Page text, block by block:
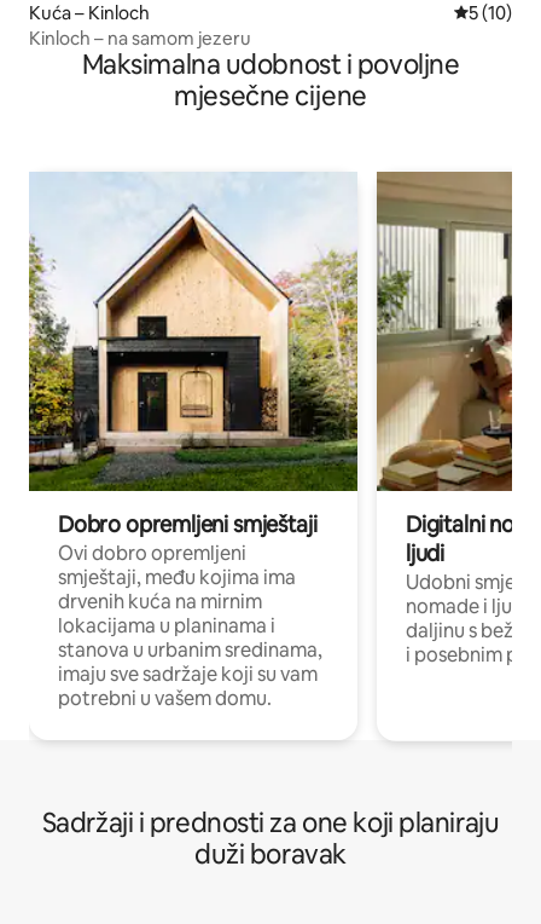
Kuća – Kinloch Prosječna
5 (10)
Kinloch – na samom jezeru
Maksimalna udobnost i povoljne
mjesečne cijene
Dobro opremljeni smještaji
Ovi dobro opremljeni
smještaji, među kojima ima
drvenih kuća na mirnim
lokacijama u planinama i
stanova u urbanim sredinama,
imaju sve sadržaje koji su vam
potrebni u vašem domu.
Digitalni
ljudi
Udobni
nomade i ljude
daljinu s
i posebnim
Sadržaji i prednosti za one koji planiraju
duži boravak